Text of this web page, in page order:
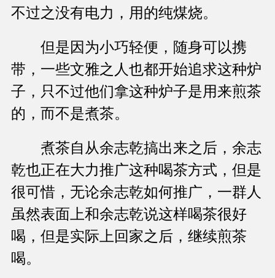
不过之没有电力，用的纯煤烧。
但是因为小巧轻便，随身可以携
带，一些文雅之人也都开始追求这种炉
子，只不过他们拿这种炉子是用来煎茶
的，而不是煮茶。
煮茶自从余志乾搞出来之后，余志
乾也正在大力推广这种喝茶方式，但是
很可惜，无论余志乾如何推广，一群人
虽然表面上和余志乾说这样喝茶很好
喝，但是实际上回家之后，继续煎茶
喝。